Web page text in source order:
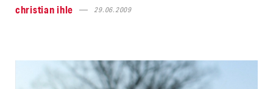
christian ihle
29.06.2009